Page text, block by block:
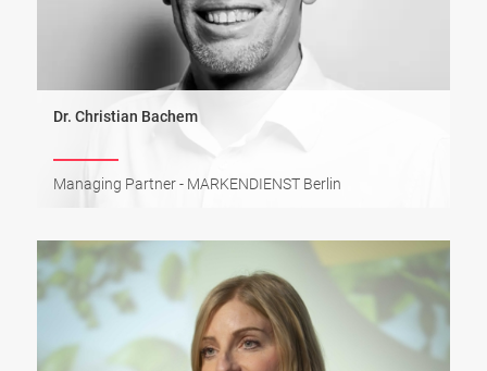
Dr. Christian Bachem
Managing Partner - MARKENDIENST Berlin